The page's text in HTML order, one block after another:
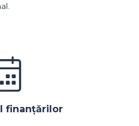
finanțărilor